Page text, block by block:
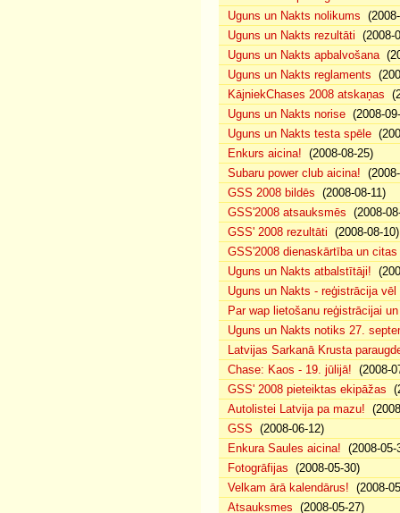
Uguns un Nakts nolikums
Uguns un Nakts rezultāti (2008-
Uguns un Nakts apbalvošana
Uguns un Nakts reglaments
KājniekChases 2008 atskaņas
Uguns un Nakts norise (2008-
Uguns un Nakts testa spēle
Enkurs aicina! (2008-08-25)
Subaru power club aicina!
GSS 2008 bildēs (2008-08-11)
GSS'2008 atsauksmēs (2008-
GSS' 2008 rezultāti (2008-08-10)
GSS'2008 dienaskārtība un
Uguns un Nakts atbalstītāji!
Uguns un Nakts - reģistrācija
Par wap lietošanu reģistrācijai
Uguns un Nakts notiks 27.
Latvijas Sarkanā Krusta
Chase: Kaos - 19. jūlijā! (2008-
GSS' 2008 pieteiktas ekipāžas
Autolistei Latvija pa mazu!
GSS (2008-06-12)
Enkura Saules aicina! (2008-05-
Fotogrāfijas (2008-05-30)
Velkam ārā kalendārus! (2008-
Atsauksmes (2008-05-27)